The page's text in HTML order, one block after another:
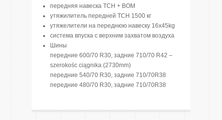
передняя навеска ТСН + ВОМ
утяжилитель передней ТСН 1500 кг
утяжелители на переднюю навеску 16x45kg
система впуска с верхним захватом воздуха
Шины
передние 600/70 R30, задние 710/70 R42 –
szerokośc ciągnika (2730mm)
передние 540/70 R30, задние 710/70R38
передние 480/70 R30, задние 710/70R38